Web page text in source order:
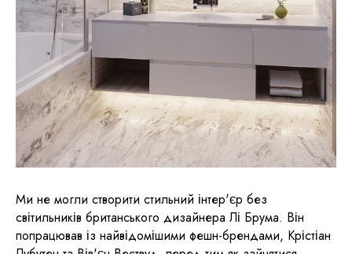
Ми не могли створити стильний інтер'єр без
світильників британського дизайнера Лі Брума. Він
попрацював із найвідомішими фешн-брендами, Крістіан